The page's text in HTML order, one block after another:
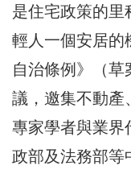
是住宅政策的里
輕人一個安居的
自治條例》（草
議，邀集不動產
專家學者與業界
政部及法務部等